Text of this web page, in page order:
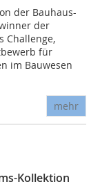
der Bauhaus-
der
Challenge,
für
im Bauwesen
mehr
Kollektion